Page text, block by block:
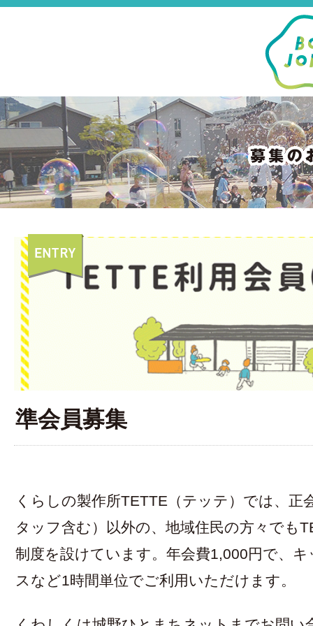
準会員募集
くらしの製作所TETTE（テッテ）では、
タッフ含む）以外の、地域住民の方々でも
制度を設けています。年会費1,000円で、
スなど1時間単位でご利用いただけます。